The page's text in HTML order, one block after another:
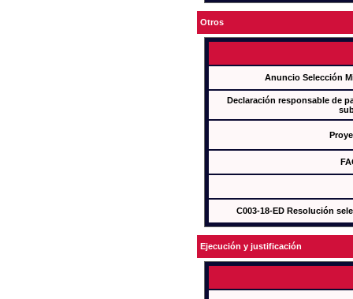
Otros
Anuncio Selección
Declaración responsable de
C003-18-ED Resolución
Ejecución y justificación